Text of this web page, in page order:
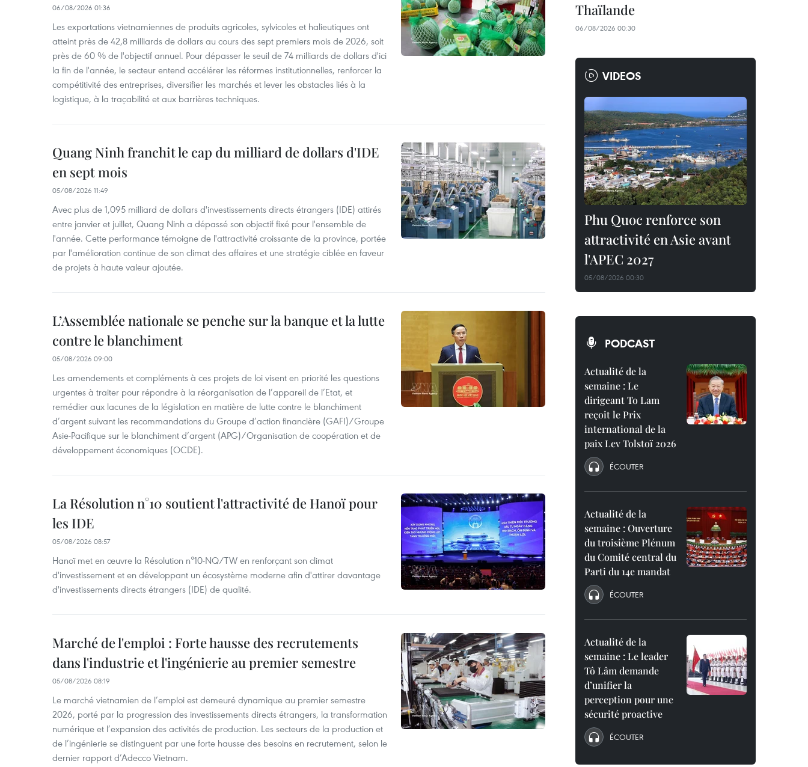
06/08/2026 01:36
Les exportations vietnamiennes de produits agricoles, sylvicoles et halieutiques ont
atteint près de 42,8 milliards de dollars au cours des sept premiers mois de 2026, soit
près de 60 % de l'objectif annuel. Pour dépasser le seuil de 74 milliards de dollars d'ici
la fin de l'année, le secteur entend accélérer les réformes institutionnelles, renforcer la
compétitivité des entreprises, diversifier les marchés et lever les obstacles liés à la
logistique, à la traçabilité et aux barrières techniques.
Quang Ninh franchit le cap du milliard de dollars d'IDE
en sept mois
05/08/2026 11:49
Avec plus de 1,095 milliard de dollars d'investissements directs étrangers (IDE) attirés
entre janvier et juillet, Quang Ninh a dépassé son objectif fixé pour l'ensemble de
l'année. Cette performance témoigne de l'attractivité croissante de la province, portée
par l'amélioration continue de son climat des affaires et une stratégie ciblée en faveur
de projets à haute valeur ajoutée.
L’Assemblée nationale se penche sur la banque et la lutte
contre le blanchiment
05/08/2026 09:00
Les amendements et compléments à ces projets de loi visent en priorité les questions
urgentes à traiter pour répondre à la réorganisation de l’appareil de l’Etat, et
remédier aux lacunes de la législation en matière de lutte contre le blanchiment
d’argent suivant les recommandations du Groupe d’action financière (GAFI)/Groupe
Asie-Pacifique sur le blanchiment d’argent (APG)/Organisation de coopération et de
développement économiques (OCDE).
La Résolution n°10 soutient l'attractivité de Hanoï pour
les IDE
05/08/2026 08:57
Hanoï met en œuvre la Résolution n°10-NQ/TW en renforçant son climat
d'investissement et en développant un écosystème moderne afin d'attirer davantage
d'investissements directs étrangers (IDE) de qualité.
Marché de l'emploi : Forte hausse des recrutements
dans l'industrie et l'ingénierie au premier semestre
05/08/2026 08:19
Le marché vietnamien de l’emploi est demeuré dynamique au premier semestre
2026, porté par la progression des investissements directs étrangers, la transformation
numérique et l’expansion des activités de production. Les secteurs de la production et
de l’ingénierie se distinguent par une forte hausse des besoins en recrutement, selon le
dernier rapport d’Adecco Vietnam.
Thaïlande
06/08/2026 00:30
VIDEOS
Phu Quoc renforce son
attractivité en Asie avant
l'APEC 2027
05/08/2026 00:30
PODCAST
Actualité de la
semaine : Le
dirigeant To Lam
reçoit le Prix
international de la
paix Lev Tolstoï 2026
ÉCOUTER
Actualité de la
semaine : Ouverture
du troisième Plénum
du Comité central du
Parti du 14e mandat
ÉCOUTER
Actualité de la
semaine : Le leader
Tô Lâm demande
d’unifier la
perception pour une
sécurité proactive
ÉCOUTER